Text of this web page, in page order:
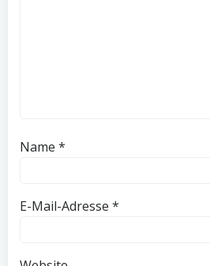
Name *
E-Mail-Adresse *